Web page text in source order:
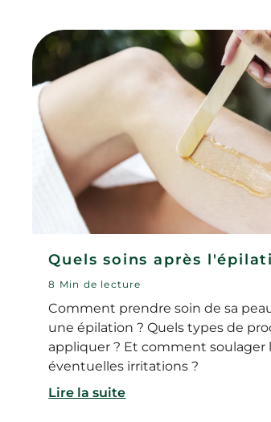
Quels soins après
8 Min de lecture
Comment prendre soin de sa
une épilation ? Quels types de
appliquer ? Et comment soulager
éventuelles irritations ?
Lire la suite